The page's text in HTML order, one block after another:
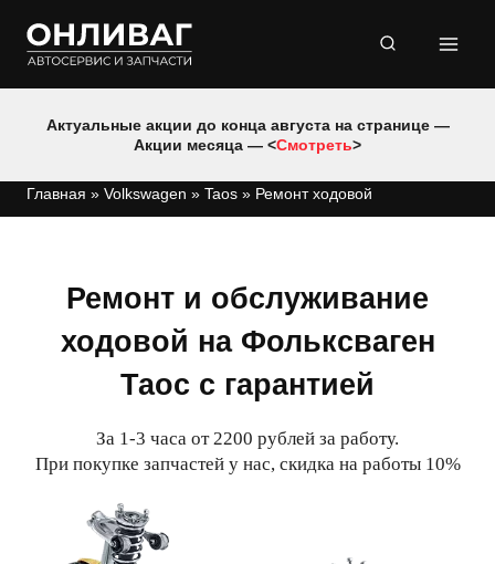
содержимому
Актуальные акции до конца августа на странице —
Акции месяца — <Смотреть>
Главная » Volkswagen » Taos » Ремонт ходовой
Ремонт и обслуживание
ходовой на Фольксваген
Таос с гарантией
За 1-3 часа от 2200 рублей за работу.
При покупке запчастей у нас, скидка на работы 10%